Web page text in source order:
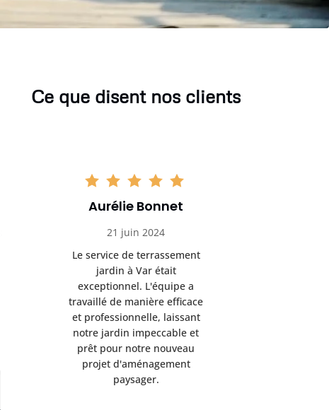
Ce que disent nos clients
Aurélie Bonnet
21 juin 2024
Le service de terrassement
jardin à Var était
exceptionnel. L'équipe a
travaillé de manière efficace
et professionnelle, laissant
notre jardin impeccable et
prêt pour notre nouveau
projet d'aménagement
paysager.